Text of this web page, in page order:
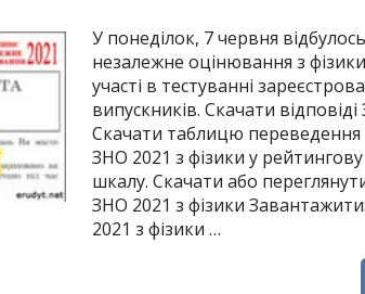
У понеділок, 7 червня
незалежне оцінювання з
участі в тестуванні
випускників. Скачати
Скачати таблицю переведення
ЗНО 2021 з фізики у рейтингову
шкалу. Скачати або
ЗНО 2021 з фізики
2021 з фізики …